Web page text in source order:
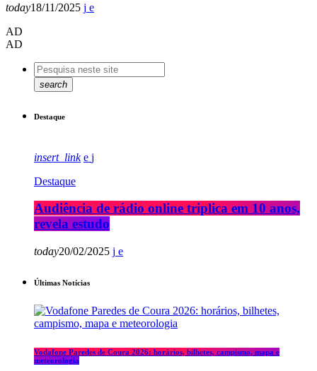
today18/11/2025
AD
AD
search
Destaque
insert_link
Destaque
Audiência de rádio online triplica em 10 anos,
revela estudo
today20/02/2025
Últimas Notícias
Vodafone Paredes de Coura 2026: horários, bilhetes, campismo, mapa e
meteorologia